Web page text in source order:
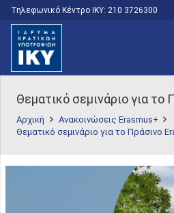
Τηλεφωνικό Κέντρο IKY: 210 3726300
Θεματικό σεμινάριο για το
Αρχική
Ανακοινώσεις Erasmus+
Θεματικό σεμινάριο για το Πράσινο